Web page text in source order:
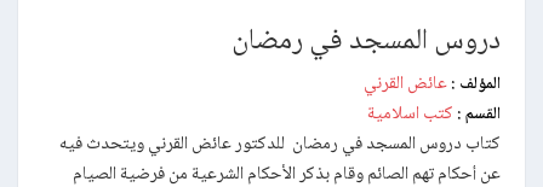
دروس المسجد في رمضان
المؤلف : عائض القرني
القسم : كتب اسلامية
كتاب دروس المسجد في رمضان للدكتور عائض القرني ويتحدث فيه
عن أحكام تهم الصائم وقام بذكر الأحكام الشرعية من فرضية الصيام